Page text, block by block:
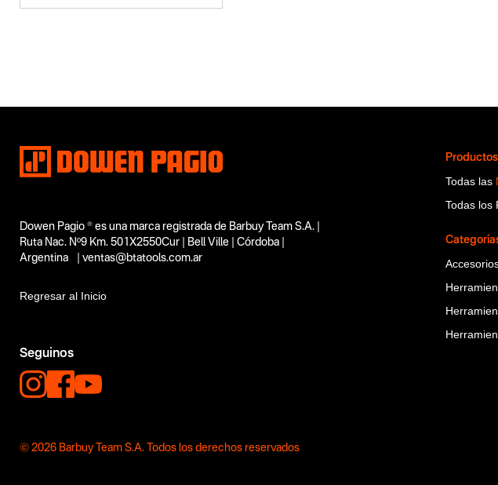
Dowen Pagio ® es una marca registrada de Barbuy Team S.A. |
Ruta Nac. Nº9 Km. 501X2550Cur | Bell Ville | Córdoba |
Argentina | ventas@btatools.com.ar
Regresar al Inicio
Seguinos
© 2026 Barbuy Team S.A. Todos los derechos reservados
Productos
Todas las
Todas los